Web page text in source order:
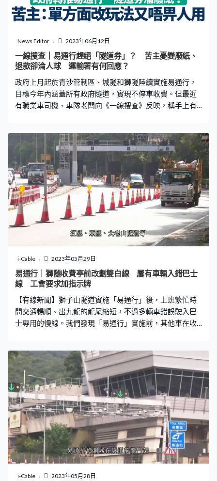
News Editor 2023年06月12日
一線搜查｜易通行趕絕「隧道券」？ 苦主憂變廢紙、
退款卻淪人球 運輸署有何回應？
政府上月起於青沙管制區、城隧和獅隧陸續實施易通行，
目標今年內涵蓋所有政府隧道，實現不停車收費。但最近
有職業車司機、車隊老闆向《一線搜查》反映，稱手上有
實是80年代產物，全稱「單程使用費代用券」，以預繳形
式方便駕駛人士免找續通過人手收費亭，面值由3至50元
不等，不過只限政府隧道才可使用，不適用於西隧、大欖
隧道。 曾駕駛客貨車的梁先生，兩年前買了一堆隧道券，
後來轉駕綠的，使用頻率大減。最近政府隧道陸續轉用易
通行，他擔心手上隧道券淪為廢紙，故在社交網站向網民
求助，「因為我以前貪方便，在青嶼幹線上班，買隧道券
過隧道，現在青嶼幹線沒有收費亭，只有獅隧、城隧收，
但轉用易通行後變相得物無所用。」 另一位開客貨車的黃
先生面對同樣情況，「有很多職業司機都有買隧道券，現
在用易通行，他們的隧道券，一是運輸署退錢，一是代理
公司退錢，現在是不知道哪一方退錢。」 僅四隧道接受
苦主批單方面改玩法 司機：「私家車、私家車。（這是什
這張是政府隧道券。）」今年5月開始
i-Cable 2023年05月29日
易通行｜獅隧收費亭前改劃雙白線 屢有車輛入錯巴士
線 工會要求加指示牌
【有線新聞】獅子山隧道實施「易通行」後，上班繁忙時
間交通暢順、出九龍的龍尾縮短，不過多輛車錯誤駛入巴
士專用的慢線。我們發現「易通行」實施前，其他車在收
車線，由13條縮減一半至6條。上班時間比較繁忙的出九
龍方向，並無塞車，車輛直接駛過收費廣場，毋須停車繳
費，仍然有多輛車經過收費亭時收慢，但行車大致暢順。
往九龍方向最左的慢線是巴士專線，早上7至10時只有巴
士可以使用。我們發現多輛車錯誤駛入巴士專線，私家
車、貨車、工程車都有，為何會出錯呢？我們試行一次。
臨近獅隧收費廣場左邊巴士專線終止，緊接是雙白線，即
是不可以切入去，只可以行中、快線。我們對比「易通
行」實施前，巴士專線終止後並無雙白線，其他車可以駛
入慢線。 汽總九巴分會理事陳淑萍：「我覺得（其他車）
是在收費亭前切線的，他們平時都是這樣，因為如果是在
i-Cable 2023年05月28日